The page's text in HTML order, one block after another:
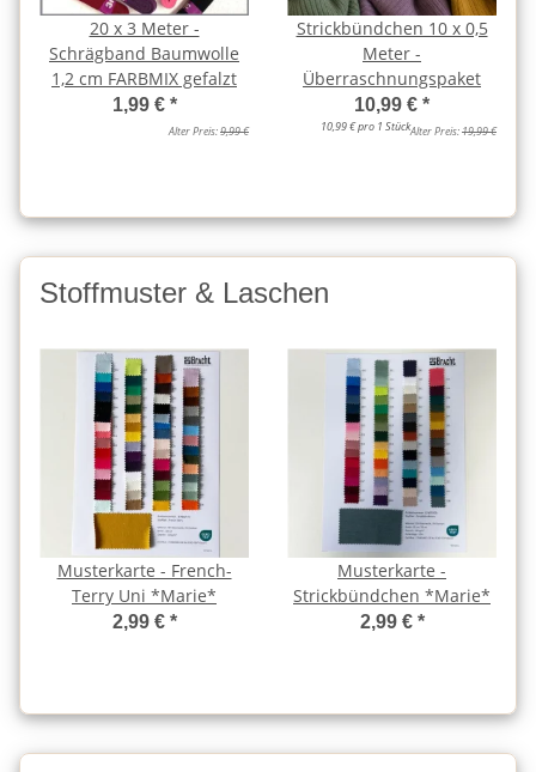
20 x 3 Meter -
Schrägband Baumwolle
1,2 cm FARBMIX gefalzt
1,99 € *
Alter Preis:9,99 €
Strickbündchen 10 x 0,5
Meter -
Überraschnungspaket
10,99 € *
10,99 € pro 1 StückAlter Preis:19,99 €
Stoffmuster & Laschen
Musterkarte - French-
Terry Uni *Marie*
2,99 € *
Musterkarte -
Strickbündchen *Marie*
2,99 € *